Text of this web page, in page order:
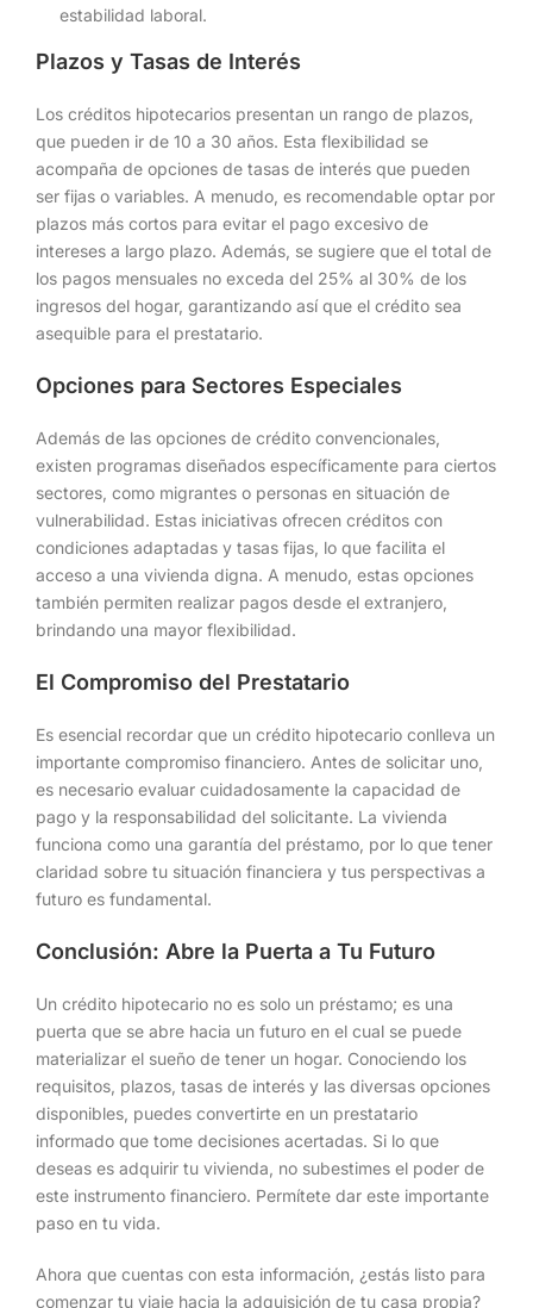
estabilidad laboral.
Plazos y Tasas de Interés
Los créditos hipotecarios presentan un rango de plazos,
que pueden ir de 10 a 30 años. Esta flexibilidad se
acompaña de opciones de tasas de interés que pueden
ser fijas o variables. A menudo, es recomendable optar por
plazos más cortos para evitar el pago excesivo de
intereses a largo plazo. Además, se sugiere que el total de
los pagos mensuales no exceda del 25% al 30% de los
ingresos del hogar, garantizando así que el crédito sea
asequible para el prestatario.
Opciones para Sectores Especiales
Además de las opciones de crédito convencionales,
existen programas diseñados específicamente para ciertos
sectores, como migrantes o personas en situación de
vulnerabilidad. Estas iniciativas ofrecen créditos con
condiciones adaptadas y tasas fijas, lo que facilita el
acceso a una vivienda digna. A menudo, estas opciones
también permiten realizar pagos desde el extranjero,
brindando una mayor flexibilidad.
El Compromiso del Prestatario
Es esencial recordar que un crédito hipotecario conlleva un
importante compromiso financiero. Antes de solicitar uno,
es necesario evaluar cuidadosamente la capacidad de
pago y la responsabilidad del solicitante. La vivienda
funciona como una garantía del préstamo, por lo que tener
claridad sobre tu situación financiera y tus perspectivas a
futuro es fundamental.
Conclusión: Abre la Puerta a Tu Futuro
Un crédito hipotecario no es solo un préstamo; es una
puerta que se abre hacia un futuro en el cual se puede
materializar el sueño de tener un hogar. Conociendo los
requisitos, plazos, tasas de interés y las diversas opciones
disponibles, puedes convertirte en un prestatario
informado que tome decisiones acertadas. Si lo que
deseas es adquirir tu vivienda, no subestimes el poder de
este instrumento financiero. Permítete dar este importante
paso en tu vida.
Ahora que cuentas con esta información, ¿estás listo para
comenzar tu viaje hacia la adquisición de tu casa propia?